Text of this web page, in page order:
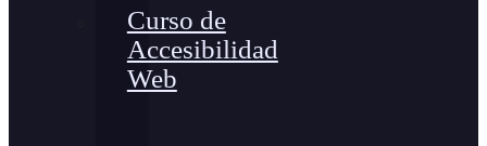
Curso de
Accesibilidad
Web